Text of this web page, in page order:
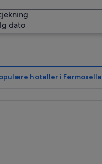
dato
hoteller i Fermoselle